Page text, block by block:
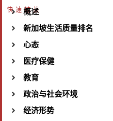
快速链接
概述
新加坡生活质量排名
心态
医疗保健
教育
政治与社会环境
经济形势